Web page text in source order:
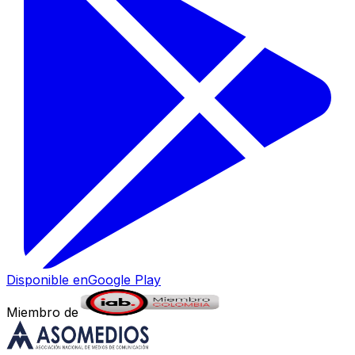
Disponible enGoogle Play
Miembro de